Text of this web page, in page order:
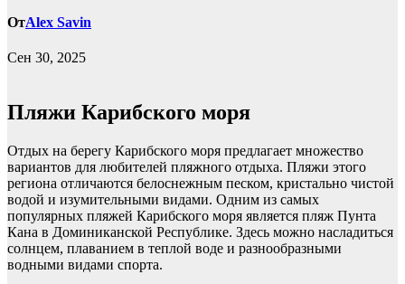
ОтAlex Savin
Сен 30, 2025
Пляжи Карибского моря
Отдых на берегу Карибского моря предлагает множество
вариантов для любителей пляжного отдыха. Пляжи этого
региона отличаются белоснежным песком, кристально чистой
водой и изумительными видами. Одним из самых
популярных пляжей Карибского моря является пляж Пунта
Кана в Доминиканской Республике. Здесь можно насладиться
солнцем, плаванием в теплой воде и разнообразными
водными видами спорта.